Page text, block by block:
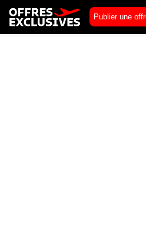
Publier une